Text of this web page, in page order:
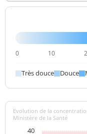
Ammonium (en NH4)
pH
Saveur (qualitatif)
0 10
Très douce Douce
Evolution de la
Ministère de la Santé
40